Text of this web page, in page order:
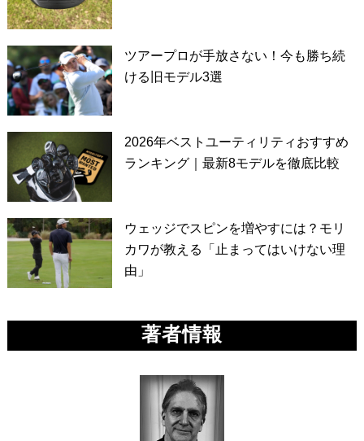
ツアープロが手放さない！今も勝ち続
ける旧モデル3選
2026年ベストユーティリティおすすめ
ランキング｜最新8モデルを徹底比較
ウェッジでスピンを増やすには？モリ
カワが教える「止まってはいけない理
由」
著者情報